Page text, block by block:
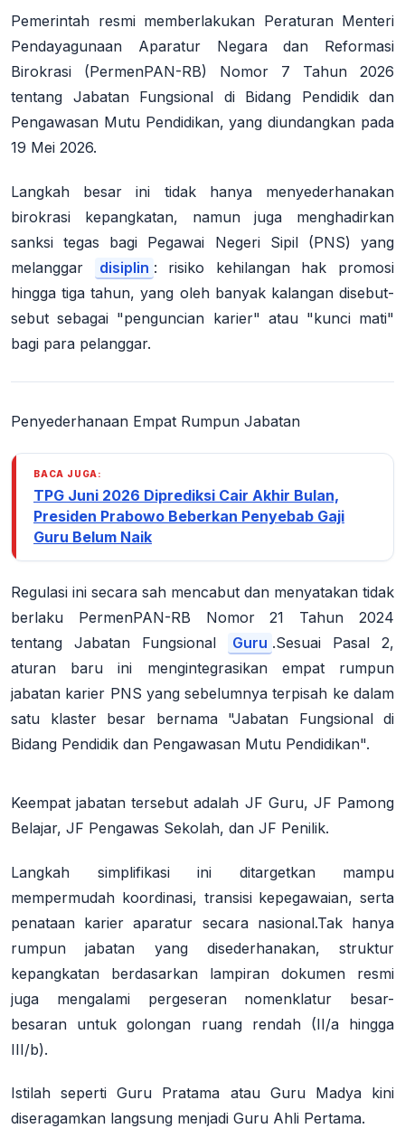
Pemerintah resmi memberlakukan Peraturan Menteri
Pendayagunaan Aparatur Negara dan Reformasi
Birokrasi (PermenPAN-RB) Nomor 7 Tahun 2026
tentang Jabatan Fungsional di Bidang Pendidik dan
Pengawasan Mutu Pendidikan, yang diundangkan pada
19 Mei 2026.
Langkah besar ini tidak hanya menyederhanakan
birokrasi kepangkatan, namun juga menghadirkan
sanksi tegas bagi Pegawai Negeri Sipil (PNS) yang
melanggar
disiplin : risiko kehilangan hak promosi
hingga tiga tahun, yang oleh banyak kalangan disebut-
sebut sebagai "penguncian karier" atau "kunci mati"
bagi para pelanggar.
Penyederhanaan Empat Rumpun Jabatan
BACA JUGA:
TPG Juni 2026 Diprediksi Cair Akhir Bulan,
Presiden Prabowo Beberkan Penyebab Gaji
Guru Belum Naik
Regulasi ini secara sah mencabut dan menyatakan tidak
berlaku PermenPAN-RB Nomor 21 Tahun 2024
tentang Jabatan Fungsional
Guru .Sesuai Pasal 2,
aturan baru ini mengintegrasikan empat rumpun
jabatan karier PNS yang sebelumnya terpisah ke dalam
satu klaster besar bernama "Jabatan Fungsional di
Bidang Pendidik dan Pengawasan Mutu Pendidikan".
Keempat jabatan tersebut adalah JF Guru, JF Pamong
Belajar, JF Pengawas Sekolah, dan JF Penilik.
Langkah simplifikasi ini ditargetkan mampu
mempermudah koordinasi, transisi kepegawaian, serta
penataan karier aparatur secara nasional.Tak hanya
rumpun jabatan yang disederhanakan, struktur
kepangkatan berdasarkan lampiran dokumen resmi
juga mengalami pergeseran nomenklatur besar-
besaran untuk golongan ruang rendah (II/a hingga
III/b).
Istilah seperti Guru Pratama atau Guru Madya kini
diseragamkan langsung menjadi Guru Ahli Pertama.